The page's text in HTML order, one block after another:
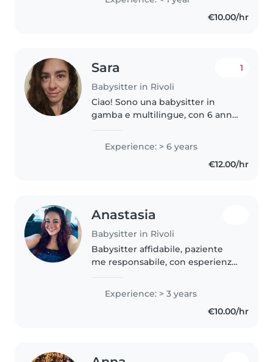
avventura come babysitter. Parlo
inglese, italiano e spagnolo,..€10.00/hr
Sara
Babysitter in Rivoli
1
Ciao! Sono una babysitter in
gamba e multilingue, con 6 anni
Parlo fluentemente francese,
inglese, italiano e spagnolo. Mi
occupo volentieri di bambini..
Experience: > 6 years
€12.00/hr
Anastasia
Babysitter in Rivoli
Babysitter affidabile, paziente
me responsabile, con esperienza
età, dai più piccoli ai ragazzi in
età scolare. Ho sviluppato
Experience: > 3 years
€10.00/hr